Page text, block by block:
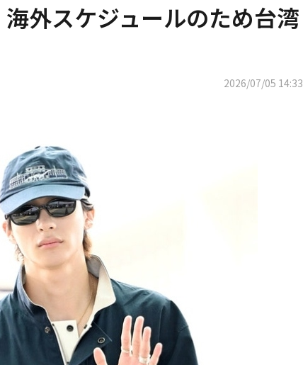
海外スケジュールのため台湾
2026/07/05 14:33